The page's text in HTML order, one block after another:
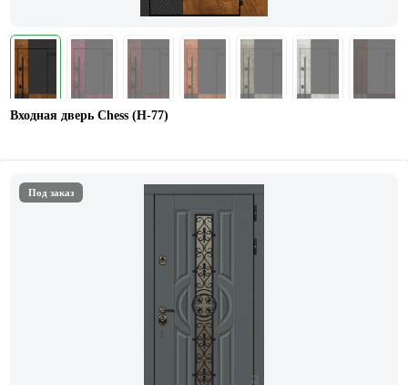
Входная дверь Chess (Н-77)
Под заказ